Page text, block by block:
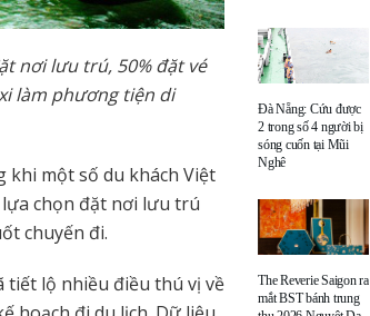
nơi lưu trú, 50% đặt vé
làm phương tiện di
khi một số du khách Việt
chọn đặt nơi lưu trú
chuyến đi.
tiết lộ nhiều điều thú vị về
Đà Nẵng: Cứu được
2 trong số 4 người bị
sóng cuốn tại Mũi
Nghê
The Reverie Saigon ra
mắt BST bánh trung